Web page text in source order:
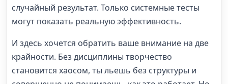
случайный результат. Только системные тесты
могут показать реальную эффективность.
И здесь хочется обратить ваше внимание на две
крайности. Без дисциплины творчество
становится хаосом, ты льешь без структуры и